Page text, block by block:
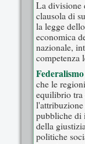
La divisione
clausola di
la legge
economica
nazionale,
competenza
che le
equilibrio tra
pubbliche di
della
politiche